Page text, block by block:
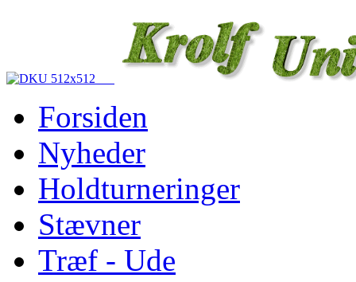
Forsiden
Nyheder
Holdturneringer
Stævner
Træf - Ude